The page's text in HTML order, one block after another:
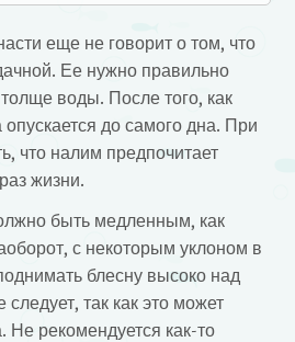
еще не говорит о том, что
Ее нужно правильно
воды. После того, как
опускается до самого дна. При
что налим предпочитает
жизни.
быть медленным, как
с некоторым уклоном в
блесну высоко над
так как это может
Не рекомендуется как-то